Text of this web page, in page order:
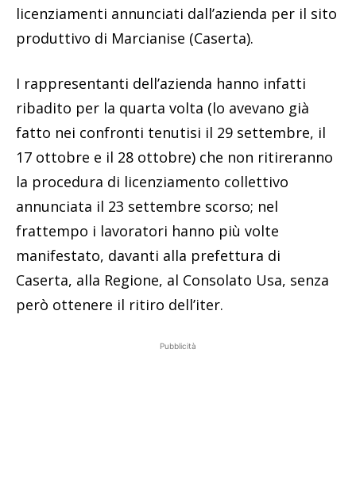
licenziamenti annunciati dall’azienda per il sito
produttivo di Marcianise (Caserta).
I rappresentanti dell’azienda hanno infatti
ribadito per la quarta volta (lo avevano già
fatto nei confronti tenutisi il 29 settembre, il
17 ottobre e il 28 ottobre) che non ritireranno
la procedura di licenziamento collettivo
annunciata il 23 settembre scorso; nel
frattempo i lavoratori hanno più volte
manifestato, davanti alla prefettura di
Caserta, alla Regione, al Consolato Usa, senza
però ottenere il ritiro dell’iter.
Pubblicità